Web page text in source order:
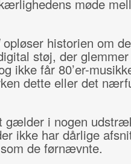
møde
opløser historien om
støj, der
ikke får 80’er-
dette eller det
gælder i nogen
ikke har dårlige
de førnævnte.